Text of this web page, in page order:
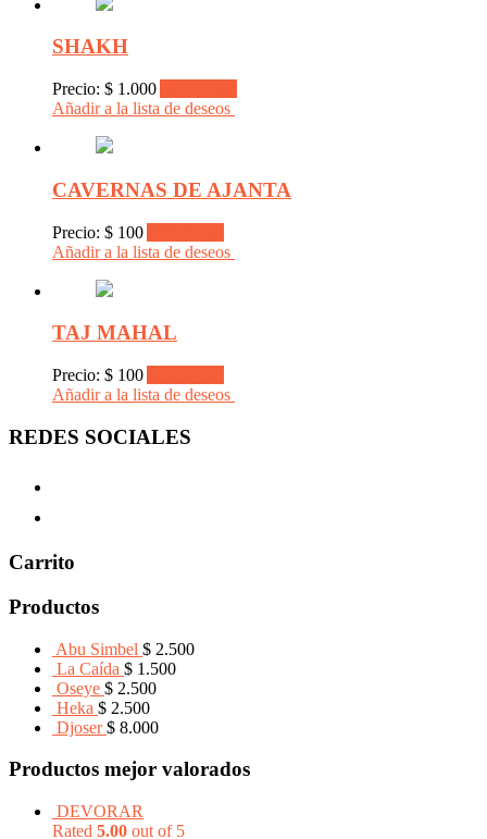
SHAKH
Precio: $ 1.000
Añadir a la lista de deseos
CAVERNAS DE AJANTA
Precio: $ 100
Añadir a la lista de deseos
TAJ MAHAL
Precio: $ 100
Añadir a la lista de deseos
REDES SOCIALES
Carrito
Productos
Abu Simbel $ 2.500
La Caída $ 1.500
Oseye $ 2.500
Heka $ 2.500
Djoser $ 8.000
Productos mejor valorados
DEVORAR
Rated 5.00 out of 5